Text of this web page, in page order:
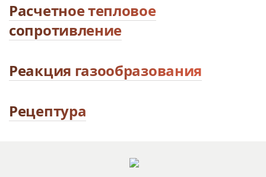
Расчетное тепловое
сопротивление
Реакция газообразования
Рецептура